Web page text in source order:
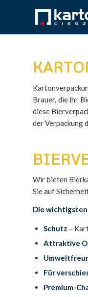
Brauer, die ihr
diese
der Verpackung
Wir bieten
Sie auf
Die
Schutz –
Attraktive
Für
Premium-